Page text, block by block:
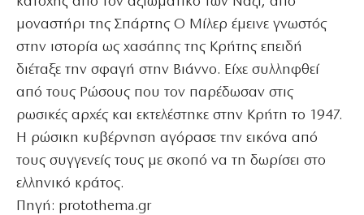
μοναστήρι της Σπάρτης Ο Μίλερ έμεινε γνωστός
στην ιστορία ως χασάπης της Κρήτης επειδή
διέταξε την σφαγή στην Βιάννο. Είχε συλληφθεί
από τους Ρώσους που τον παρέδωσαν στις
ρωσικές αρχές και εκτελέστηκε στην Κρήτη το 1947.
Η ρώσικη κυβέρνηση αγόρασε την εικόνα από
τους συγγενείς τους με σκοπό να τη δωρίσει στο
ελληνικό κράτος.
Πηγή: protothema.gr